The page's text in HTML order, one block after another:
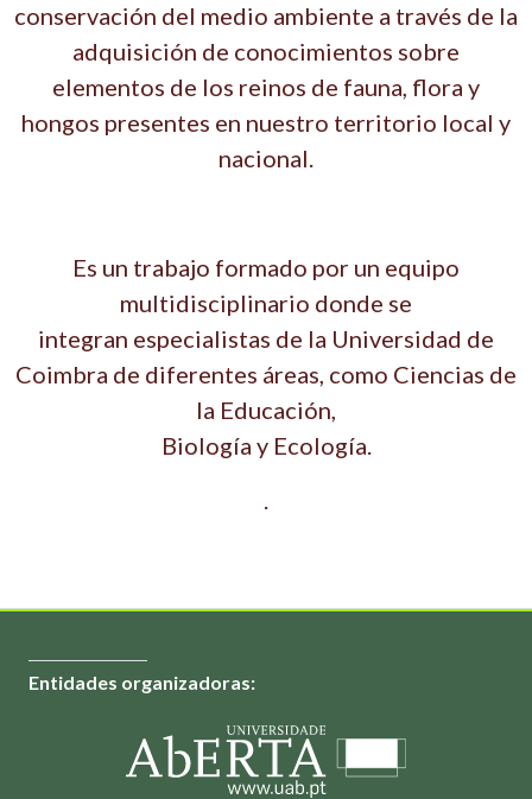
conservación del medio ambiente a través de la
adquisición de conocimientos sobre
elementos de los reinos de fauna, flora y
hongos presentes en nuestro territorio local y
nacional.
Es un trabajo formado por un equipo
multidisciplinario donde se
integran especialistas de la Universidad de
Coimbra de diferentes áreas, como Ciencias de
la Educación,
Biología y Ecología.
.
Entidades organizadoras: